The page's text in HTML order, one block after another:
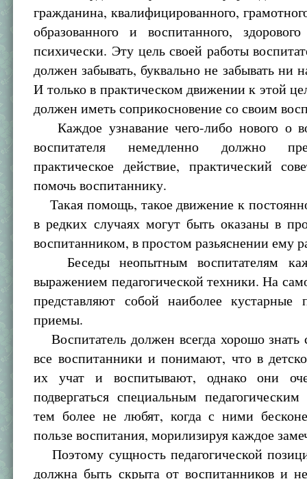
гражданина, квалифицированного,
образованного и воспитанного,
психически. Эту цель своей работы
должен забывать, буквально не забывать ни
И только в практическом движении к этой
должен иметь соприкосновение со своим
Каждое узнавание чего-либо нового о
воспитателя немедленно должно
практическое действие, практический
помочь воспитаннику.
Такая помощь, такое движение к
в редких случаях могут быть оказаны в
воспитанником, в простом разьяснении ему
Беседы неопытным воспитателям
выражением педагогической техники. На
представляют собой наиболее кустарные
приемы.
Воспитатель должен всегда хорошо знать
все воспитанники и понимают, что в
их учат и воспитывают, однако они
подвергаться специальным
тем более не любят, когда с ними
пользе воспитания, морилизируя каждое
Поэтому сущность педагогической
должна быть скрыта от воспитанников и